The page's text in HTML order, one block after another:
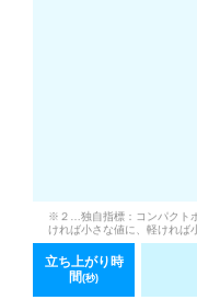
※２…独自指標：コンパクト
ければ小さな値に、軽ければ
立ち上がり時
間(秒)